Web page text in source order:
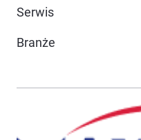
Serwis
Branże